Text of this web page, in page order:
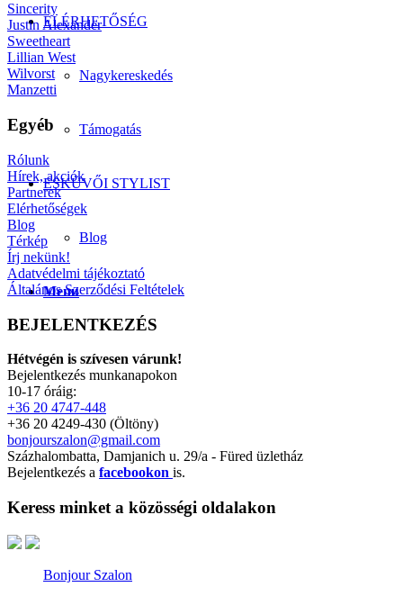
ELÉRHETŐSÉG
Nagykereskedés
Támogatás
ESKÜVŐI STYLIST
Blog
Menu
Sincerity
Justin Alexander
Sweetheart
Lillian West
Wilvorst
Manzetti
Egyéb
Rólunk
Hírek, akciók
Partnerek
Elérhetőségek
Blog
Térkép
Írj nekünk!
Adatvédelmi tájékoztató
Általános Szerződési Feltételek
BEJELENTKEZÉS
Hétvégén is szívesen várunk!
Bejelentkezés munkanapokon
10-17 óráig:
+36 20 4747-448
+36 20 4249-430 (Öltöny)
bonjourszalon@gmail.com
Százhalombatta, Damjanich u. 29/a - Füred üzletház
Bejelentkezés a facebookon is.
Keress minket a közösségi oldalakon
Bonjour Szalon